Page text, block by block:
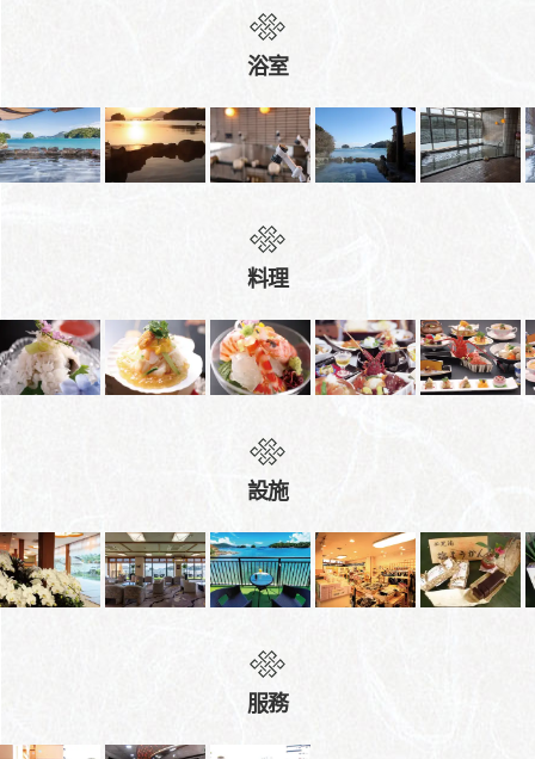
浴室
料理
設施
服務